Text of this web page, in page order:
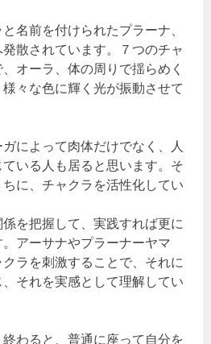
名前を付けられたプラーナ、
散されています。７つのチャ
オーラ、体の周りで揺らめく
々な色に輝く光が振動させて
によって肉体だけでなく、人
いる人も居ると思います。そ
に、チャクラを活性化してい
を把握して、実践すれば更に
アーサナやプラーナーヤマ
クラを刺激することで、それに
それを実感として理解してい
わると、普通に座って自分を